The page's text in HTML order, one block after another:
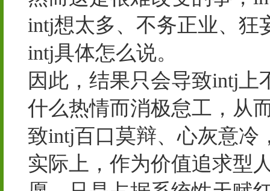
intj想太多、不务正业、狂
intj具体怎么说。
因此，结果只会导致intj
什么热情而消极怠工，从
致intj百口莫辩、心灰意冷
实际上，作为价值追求型